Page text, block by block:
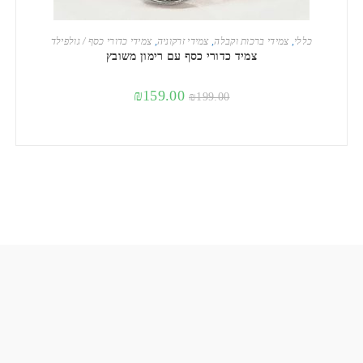
הוספה לסל כללי ,צמידי ברכות וקבלה ,צמידי זרקוניה ,צמידי כדורי כסף / גולפילד
צמיד כדורי כסף עם רימון משובץ
₪199.00
₪159.00